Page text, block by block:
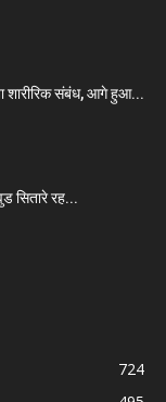
शारीरिक संबंध, आगे हुआ...
सितारे रह...
724